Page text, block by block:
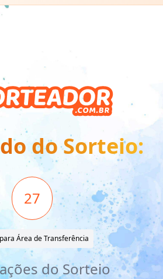
do Sorteio:
27
Área de Transferência
do Sorteio